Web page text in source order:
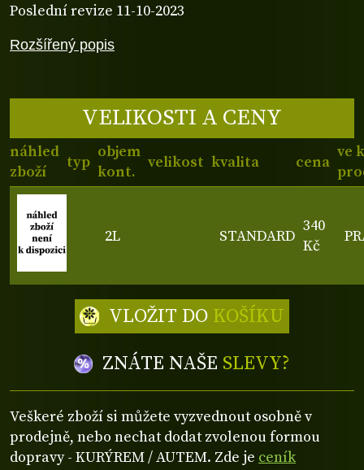
Rozšířený popis
Poslední revize 11-10-2023
VELIKOSTI A CENY
náhled
zboží
typ
objem
kont.
velikost kvalita cena
ve
2L STANDARD
340
Kč
ZNÁTE NAŠE SLEVY?
VLOŽIT DO KOŠÍKU
Veškeré zboží si můžete vyzvednout osobně v
prodejně, nebo nechat dodat zvolenou formou
dopravy - KURÝREM / AUTEM. Zde je ceník